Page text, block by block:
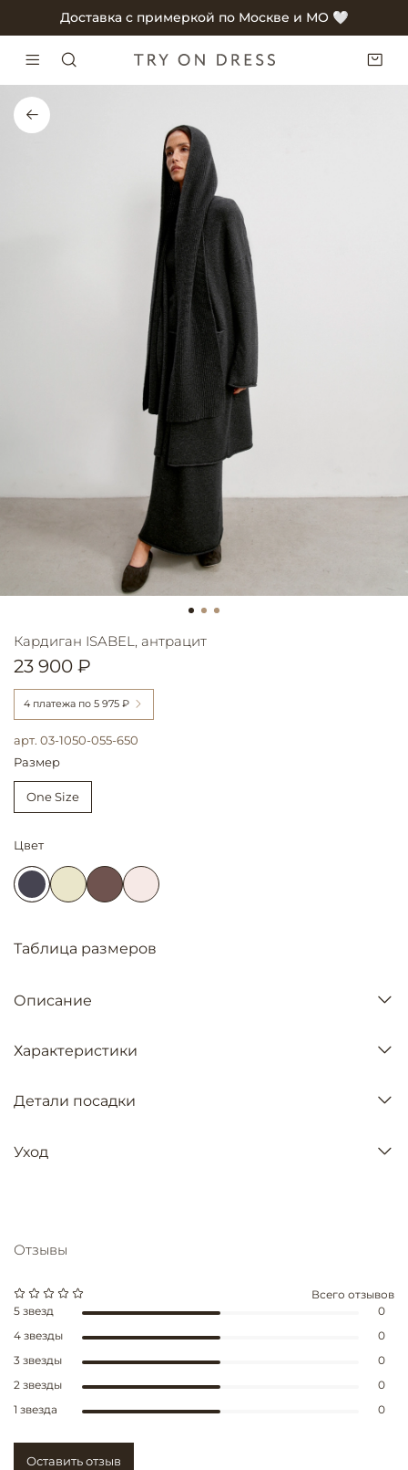
Доставка с примеркой по Москве и МО 🤍
арт. 03-1050-055-650
Кардиган ISABEL, антрацит
23 900 ₽
4 платежа по 5 975 ₽
Размер
One Size
Цвет
Таблица размеров
Описание
Характеристики
Детали посадки
Уход
Отзывы
Всего отзывов
5 звезд
0
4 звезды
0
3 звезды
0
2 звезды
0
1 звезда
0
Оставить отзыв